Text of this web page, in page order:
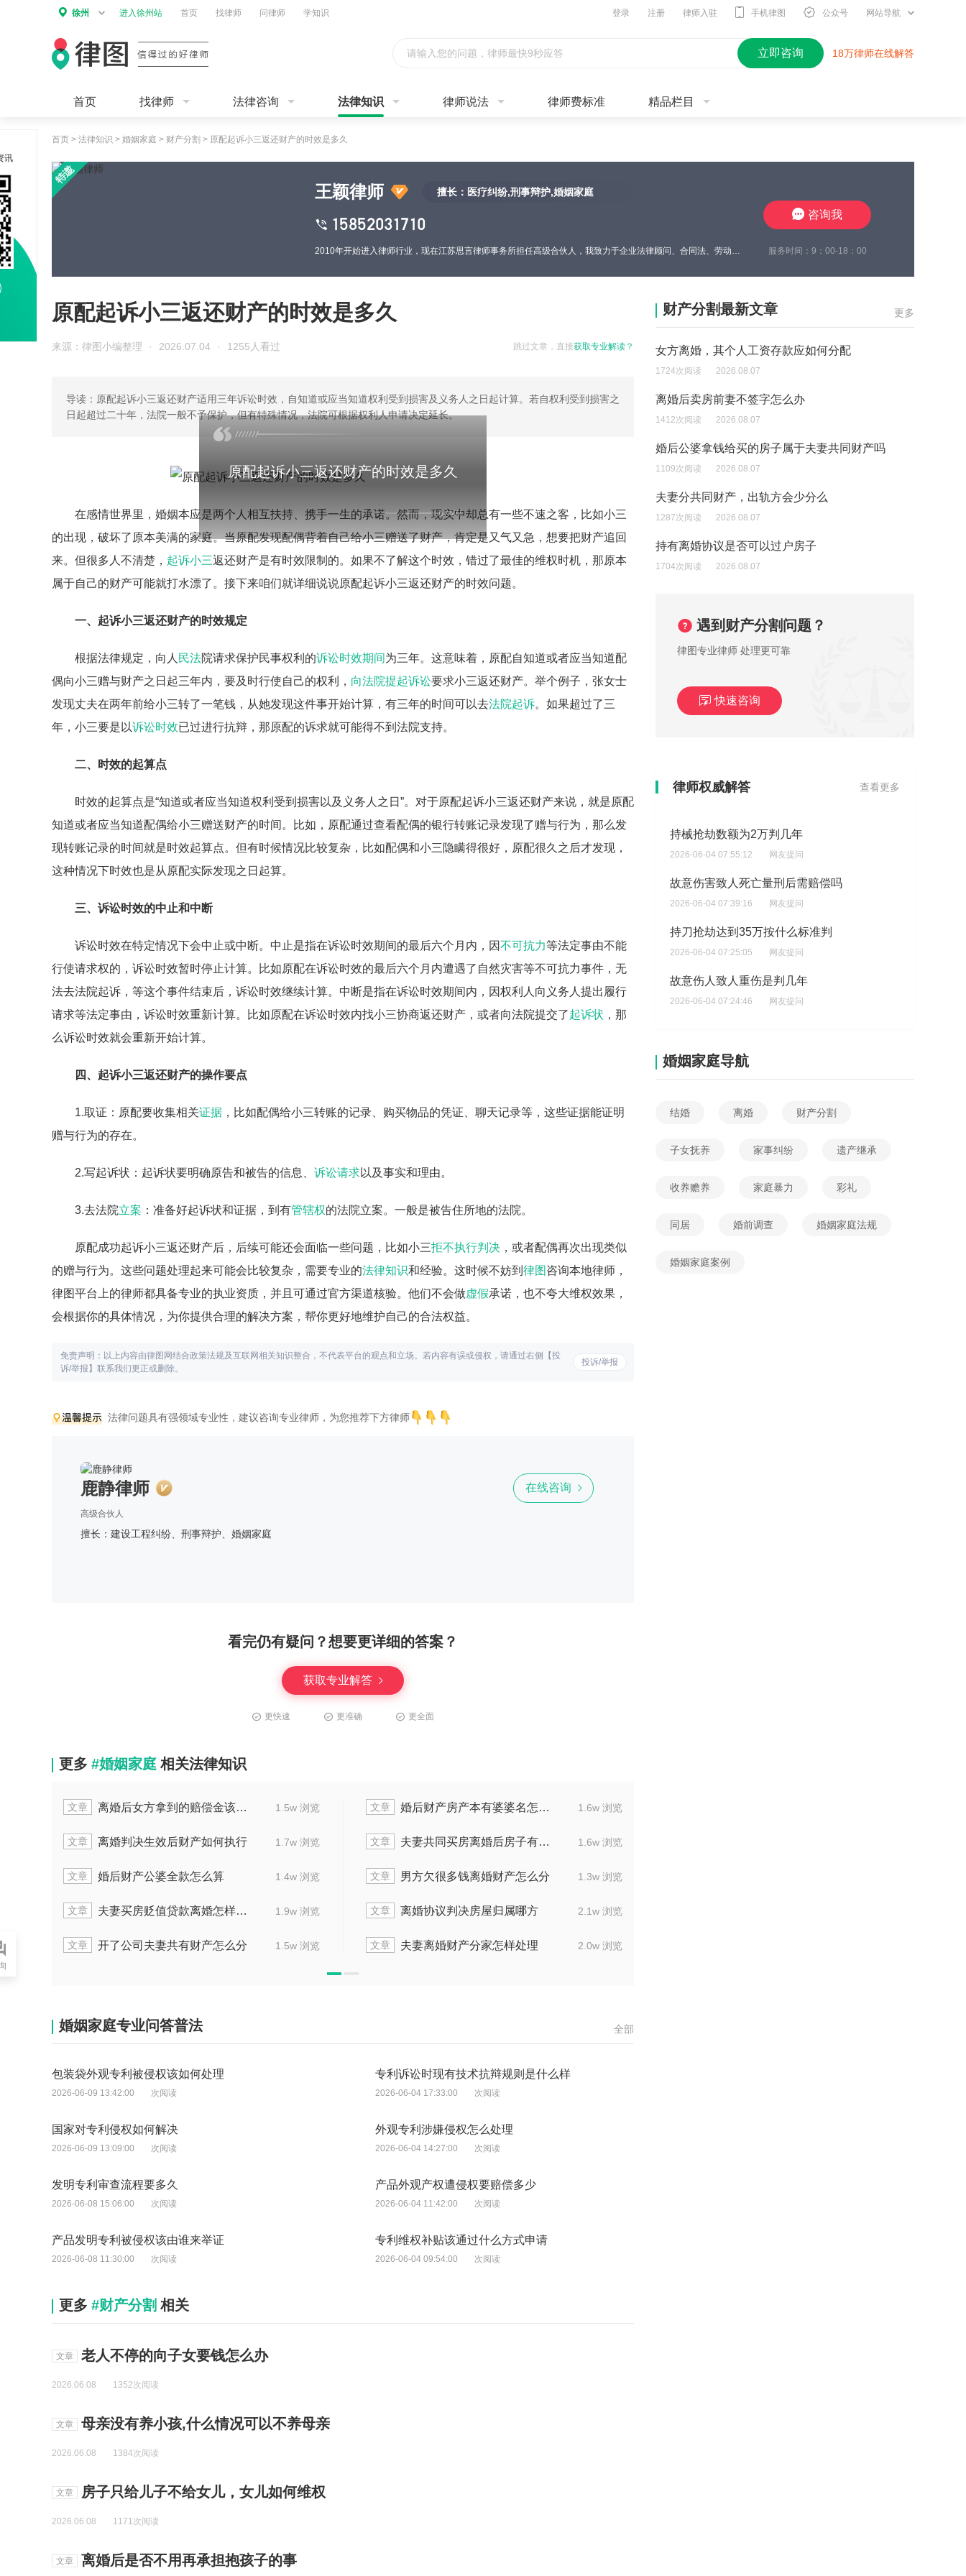
徐州 进入徐州站 首页 找律师 问律师 学知识 登录 注册 律师入驻 手机律图 公众号 网站导航
请输入您的问题，律师最快9秒应答 立即咨询 18万律师在线解答
首页 找律师 法律咨询 法律知识 律师说法 律师费标准 精品栏目
首页 > 法律知识 > 婚姻家庭 > 财产分割 > 原配起诉小三返还财产的时效是多久
王颖律师 擅长：医疗纠纷,刑事辩护,婚姻家庭
15852031710
2010年开始进入律师行业，现在江苏思言律师事务所担任高级合伙人，我致力于企业法律顾问、合同法、劳动纠纷、工伤待遇赔偿、交通事故与保险合同研究、婚姻家事传承研究。至今累计承办1700余起案件，成功地维护了众多当事人的合法权益，取得了一系列出色的成绩，赢得了广大当事人的充分信赖及肯定。我在2024年10月份被评定为三级律师职称，我将继续要求自己勤勉尽责，注重熏陶品行与职业道德修养，为委托人提供了高效 服务时间：9：00-18：00
咨询我
原配起诉小三返还财产的时效是多久
跳过文章，直接获取专业解读？
来源：律图小编整理 · 2026.07.04 · 1255人看过
导读：原配起诉小三返还财产适用三年诉讼时效，自知道或应当知道权利受到损害及义务人之日起计算。若自权利受到损害之
日起超过二十年，法院一般不予保护，但有特殊情况，法院可根据权利人申请决定延长。
原配起诉小三返还财产的时效是多久
在感情世界里，婚姻本应是两个人相互扶持、携手一生的承诺。然而，现实中却总有一些不速之客，比如小三
的出现，破坏了原本美满的家庭。当原配发现配偶背着自己给小三赠送了财产，肯定是又气又急，想要把财产追回
来。但很多人不清楚， 起诉小三返还财产是有时效限制的。如果不了解这个时效，错过了最佳的维权时机，那原本
属于自己的财产可能就打水漂了。接下来咱们就详细说说原配起诉小三返还财产的时效问题。
一、起诉小三返还财产的时效规定
根据法律规定，向人 民法院请求保护民事权利的诉讼时效期间为三年。这意味着，原配自知道或者应当知道配
偶向小三赠与财产之日起三年内，要及时行使自己的权利， 向法院提起诉讼要求小三返还财产。举个例子，张女士
发现丈夫在两年前给小三转了一笔钱，从她发现这件事开始计算，有三年的时间可以去法院起诉。如果超过了三
年，小三要是以诉讼时效已过进行抗辩，那原配的诉求就可能得不到法院支持。
二、时效的起算点
时效的起算点是“知道或者应当知道权利受到损害以及义务人之日”。对于原配起诉小三返还财产来说，就是原配
知道或者应当知道配偶给小三赠送财产的时间。比如，原配通过查看配偶的银行转账记录发现了赠与行为，那么发
现转账记录的时间就是时效起算点。但有时候情况比较复杂，比如配偶和小三隐瞒得很好，原配很久之后才发现，
这种情况下时效也是从原配实际发现之日起算。
三、诉讼时效的中止和中断
诉讼时效在特定情况下会中止或中断。中止是指在诉讼时效期间的最后六个月内，因不可抗力等法定事由不能
行使请求权的，诉讼时效暂时停止计算。比如原配在诉讼时效的最后六个月内遭遇了自然灾害等不可抗力事件，无
法去法院起诉，等这个事件结束后，诉讼时效继续计算。中断是指在诉讼时效期间内，因权利人向义务人提出履行
请求等法定事由，诉讼时效重新计算。比如原配在诉讼时效内找小三协商返还财产，或者向法院提交了起诉状 ，那
么诉讼时效就会重新开始计算。
四、起诉小三返还财产的操作要点
1.取证：原配要收集相关证据 ，比如配偶给小三转账的记录、购买物品的凭证、聊天记录等，这些证据能证明
赠与行为的存在。
2.写起诉状：起诉状要明确原告和被告的信息、 诉讼请求以及事实和理由。
3.去法院立案 ：准备好起诉状和证据，到有管辖权的法院立案。一般是被告住所地的法院。
原配成功起诉小三返还财产后，后续可能还会面临一些问题，比如小三拒不执行判决 ，或者配偶再次出现类似
的赠与行为。这些问题处理起来可能会比较复杂，需要专业的法律知识和经验。这时候不妨到 律图 咨询本地律师，
律图平台上的律师都具备专业的执业资质，并且可通过官方渠道核验。他们不会做虚假承诺，也不夸大维权效果，
会根据你的具体情况，为你提供合理的解决方案，帮你更好地维护自己的合法权益。
投诉/举报
免责声明：以上内容由律图网结合政策法规及互联网相关知识整合，不代表平台的观点和立场。若内容有误或侵权，请通过右侧【投
诉/举报】联系我们更正或删除。
法律问题具有强领域专业性，建议咨询专业律师，为您推荐下方律师
鹿静律师
高级合伙人
擅长：建设工程纠纷、刑事辩护、婚姻家庭
在线咨询
看完仍有疑问？想要更详细的答案？
获取专业解答
更快速 更准确 更全面
更多 #婚姻家庭 相关法律知识
1.5w 浏览
文章 离婚后女方拿到的赔偿金该怎么分 1.6w 浏览
文章 婚后财产房产本有婆婆名怎么分
1.7w 浏览
文章 离婚判决生效后财产如何执行 1.6w 浏览
文章 夫妻共同买房离婚后房子有公公的份吗
1.4w 浏览
文章 婚后财产公婆全款怎么算 1.3w 浏览
文章 男方欠很多钱离婚财产怎么分
1.9w 浏览
文章 夫妻买房贬值贷款离婚怎样处理 2.1w 浏览
文章 离婚协议判决房屋归属哪方
1.5w 浏览
文章 开了公司夫妻共有财产怎么分 2.0w 浏览
文章 夫妻离婚财产分家怎样处理
婚姻家庭专业问答普法 全部
包装袋外观专利被侵权该如何处理
2026-06-09 13:42:00 次阅读
国家对专利侵权如何解决
2026-06-09 13:09:00 次阅读
发明专利审查流程要多久
2026-06-08 15:06:00 次阅读
产品发明专利被侵权该由谁来举证
2026-06-08 11:30:00 次阅读
专利诉讼时现有技术抗辩规则是什么样
2026-06-04 17:33:00 次阅读
外观专利涉嫌侵权怎么处理
2026-06-04 14:27:00 次阅读
产品外观产权遭侵权要赔偿多少
2026-06-04 11:42:00 次阅读
专利维权补贴该通过什么方式申请
2026-06-04 09:54:00 次阅读
更多 #财产分割 相关
文章 老人不停的向子女要钱怎么办
2026.06.08 1352次阅读
文章 母亲没有养小孩,什么情况可以不养母亲
2026.06.08 1384次阅读
文章 房子只给儿子不给女儿，女儿如何维权
2026.06.08 1171次阅读
文章 离婚后是否不用再承担抱孩子的事
更多
财产分割最新文章
女方离婚，其个人工资存款应如何分配
1724次阅读 2026.08.07
离婚后卖房前妻不签字怎么办
1412次阅读 2026.08.07
婚后公婆拿钱给买的房子属于夫妻共同财产吗
1109次阅读 2026.08.07
夫妻分共同财产，出轨方会少分么
1287次阅读 2026.08.07
持有离婚协议是否可以过户房子
1704次阅读 2026.08.07
遇到财产分割问题？
律图专业律师 处理更可靠
快速咨询
律师权威解答 查看更多
持械抢劫数额为75万该如何处理
持械抢劫数额为2万判几年
2026-06-04 07:55:12 网友提问
故意伤害致人死亡量刑后需赔偿吗
2026-06-04 07:39:16 网友提问
持刀抢劫达到35万按什么标准判
2026-06-04 07:25:05 网友提问
故意伤人致人重伤是判几年
2026-06-04 07:24:46 网友提问
故意伤害造成重伤逃逸怎样处罚
2026-06-04 09:57:33 网友提问
入户抢劫数额为8万的量刑是什么
婚姻家庭导航
结婚 离婚 财产分割
子女抚养 家事纠纷 遗产继承
收养赡养 家庭暴力 彩礼
同居 婚前调查 婚姻家庭法规
婚姻家庭案例
讯